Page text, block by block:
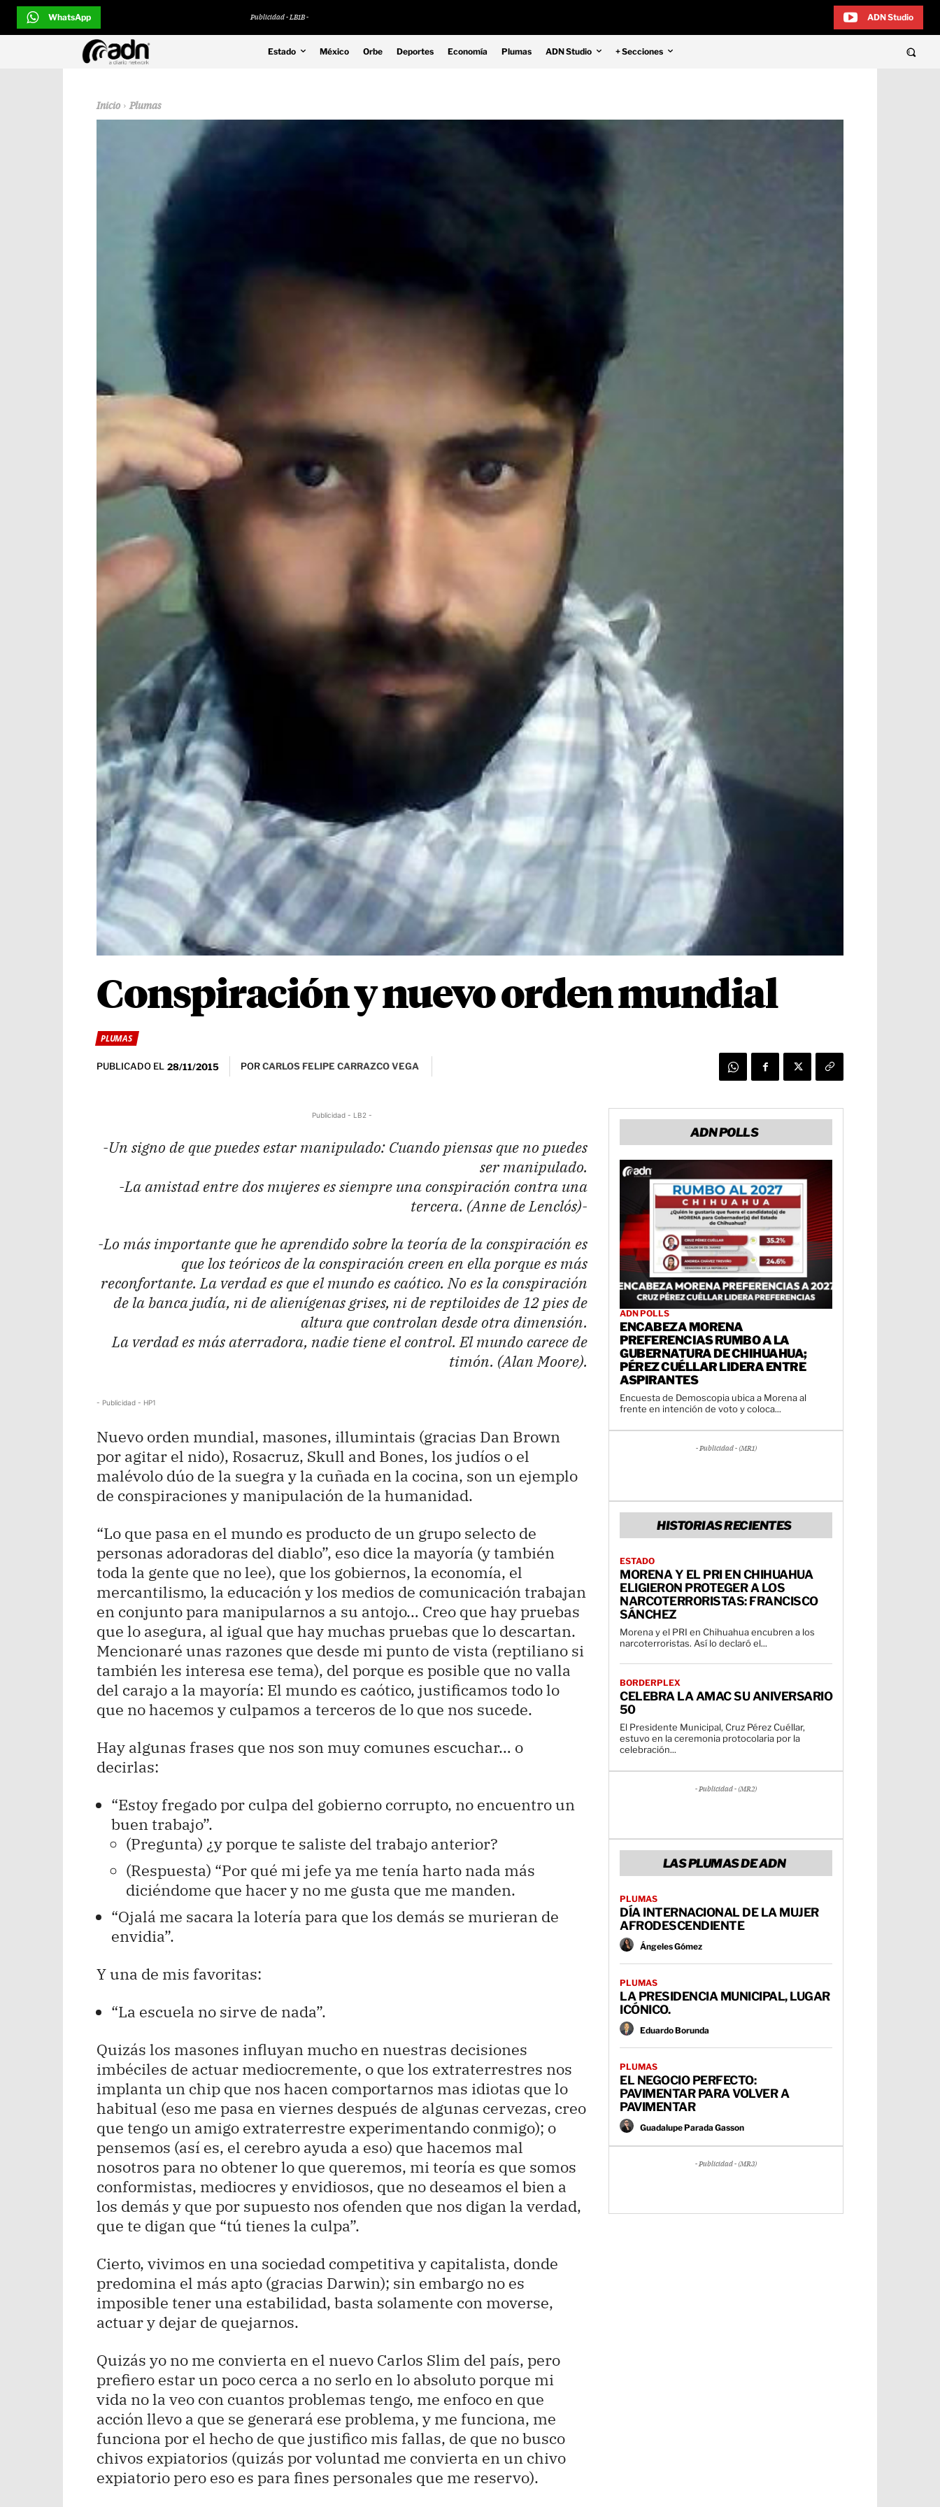
WhatsApp Publicidad - LB1B - ADN Studio
Estado México Orbe Deportes Economía Plumas ADN Studio + Secciones
Inicio Plumas
Conspiración y nuevo orden mundial
PLUMAS
PUBLICADO EL 28/11/2015 PORCARLOS FELIPE CARRAZCO VEGA
Publicidad - LB2 -
-Un signo de que puedes estar manipulado: Cuando piensas que no puedes
ser manipulado.
-La amistad entre dos mujeres es siempre una conspiración contra una
tercera. (Anne de Lenclós)-
-Lo más importante que he aprendido sobre la teoría de la conspiración es
que los teóricos de la conspiración creen en ella porque es más
reconfortante. La verdad es que el mundo es caótico. No es la conspiración
de la banca judía, ni de alienígenas grises, ni de reptiloides de 12 pies de
altura que controlan desde otra dimensión.
La verdad es más aterradora, nadie tiene el control. El mundo carece de
timón. (Alan Moore).
- Publicidad - HP1
Nuevo orden mundial, masones, illumintais (gracias Dan Brown
por agitar el nido), Rosacruz, Skull and Bones, los judíos o el
malévolo dúo de la suegra y la cuñada en la cocina, son un ejemplo
de conspiraciones y manipulación de la humanidad.
“Lo que pasa en el mundo es producto de un grupo selecto de
personas adoradoras del diablo”, eso dice la mayoría (y también
toda la gente que no lee), que los gobiernos, la economía, el
mercantilismo, la educación y los medios de comunicación trabajan
en conjunto para manipularnos a su antojo… Creo que hay pruebas
que lo asegura, al igual que hay muchas pruebas que lo descartan.
Mencionaré unas razones que desde mi punto de vista (reptiliano si
también les interesa ese tema), del porque es posible que no valla
del carajo a la mayoría: El mundo es caótico, justificamos todo lo
que no hacemos y culpamos a terceros de lo que nos sucede.
Hay algunas frases que nos son muy comunes escuchar… o
decirlas:
“Estoy fregado por culpa del gobierno corrupto, no encuentro un
buen trabajo”.
(Pregunta) ¿y porque te saliste del trabajo anterior?
(Respuesta) “Por qué mi jefe ya me tenía harto nada más
diciéndome que hacer y no me gusta que me manden.
“Ojalá me sacara la lotería para que los demás se murieran de
envidia”.
Y una de mis favoritas:
“La escuela no sirve de nada”.
Quizás los masones influyan mucho en nuestras decisiones
imbéciles de actuar mediocremente, o que los extraterrestres nos
implanta un chip que nos hacen comportarnos mas idiotas que lo
habitual (eso me pasa en viernes después de algunas cervezas, creo
que tengo un amigo extraterrestre experimentando conmigo); o
pensemos (así es, el cerebro ayuda a eso) que hacemos mal
nosotros para no obtener lo que queremos, mi teoría es que somos
conformistas, mediocres y envidiosos, que no deseamos el bien a
los demás y que por supuesto nos ofenden que nos digan la verdad,
que te digan que “tú tienes la culpa”.
Cierto, vivimos en una sociedad competitiva y capitalista, donde
predomina el más apto (gracias Darwin); sin embargo no es
imposible tener una estabilidad, basta solamente con moverse,
actuar y dejar de quejarnos.
Quizás yo no me convierta en el nuevo Carlos Slim del país, pero
prefiero estar un poco cerca a no serlo en lo absoluto porque mi
vida no la veo con cuantos problemas tengo, me enfoco en que
acción llevo a que se generará ese problema, y me funciona, me
funciona por el hecho de que justifico mis fallas, de que no busco
chivos expiatorios (quizás por voluntad me convierta en un chivo
expiatorio pero eso es para fines personales que me reservo).
ADN POLLS
ADN POLLS
ENCABEZA MORENA
PREFERENCIAS RUMBO A LA
GUBERNATURA DE CHIHUAHUA;
PÉREZ CUÉLLAR LIDERA ENTRE
ASPIRANTES
Encuesta de Demoscopia ubica a Morena al
frente en intención de voto y coloca...
- Publicidad - (MR1)
HISTORIAS RECIENTES
ESTADO
MORENA Y EL PRI EN CHIHUAHUA
ELIGIERON PROTEGER A LOS
NARCOTERRORISTAS: FRANCISCO
SÁNCHEZ
Morena y el PRI en Chihuahua encubren a los
narcoterroristas. Así lo declaró el...
BORDERPLEX
CELEBRA LA AMAC SU ANIVERSARIO
50
El Presidente Municipal, Cruz Pérez Cuéllar,
estuvo en la ceremonia protocolaria por la
celebración...
- Publicidad - (MR2)
LAS PLUMAS DE ADN
PLUMAS
DÍA INTERNACIONAL DE LA MUJER
AFRODESCENDIENTE
Ángeles Gómez
PLUMAS
LA PRESIDENCIA MUNICIPAL, LUGAR
ICÓNICO.
Eduardo Borunda
PLUMAS
EL NEGOCIO PERFECTO:
PAVIMENTAR PARA VOLVER A
PAVIMENTAR
Guadalupe Parada Gasson
- Publicidad - (MR3)